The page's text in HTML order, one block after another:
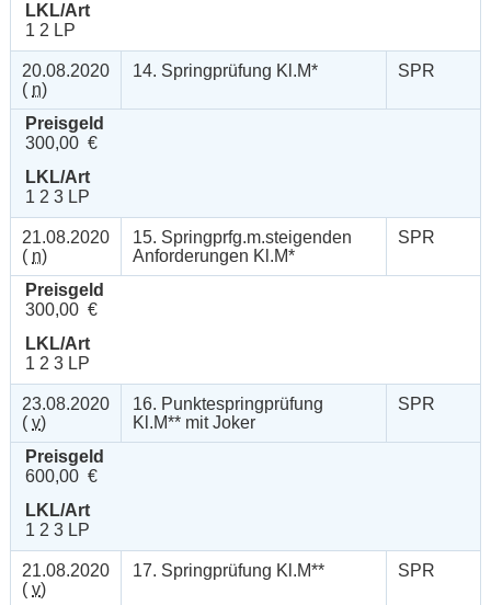
LKL/Art
1 2 LP
20.08.2020
( n)
14. Springprüfung Kl.M* SPR
Preisgeld
300,00 €
LKL/Art
1 2 3 LP
21.08.2020
( n)
15. Springprfg.m.steigenden
Anforderungen Kl.M*
SPR
Preisgeld
300,00 €
LKL/Art
1 2 3 LP
23.08.2020
( v)
16. Punktespringprüfung
Kl.M** mit Joker
SPR
Preisgeld
600,00 €
LKL/Art
1 2 3 LP
21.08.2020
( v)
17. Springprüfung Kl.M** SPR